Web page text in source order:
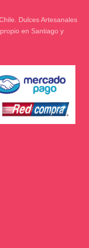
Dulces Artesanales
en Santiago y